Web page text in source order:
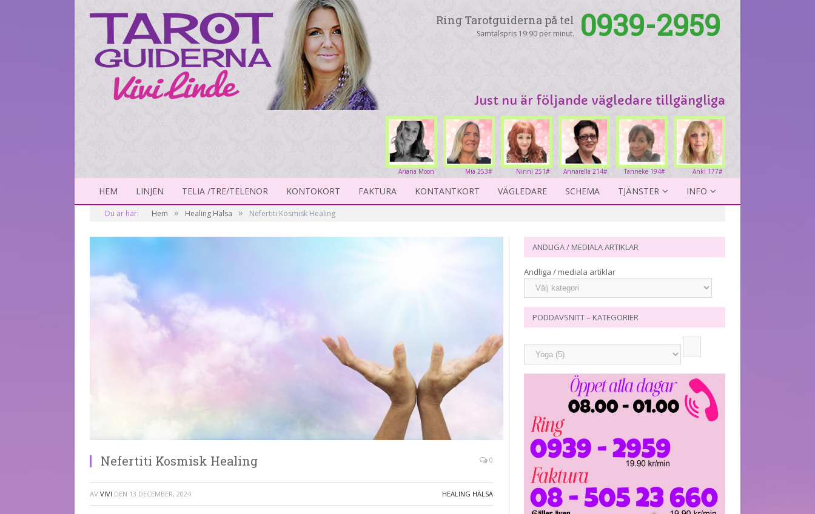
Ring Tarotguiderna på tel
Samtalspris 19:90 per minut. 0939-2959
Just nu är följande vägledare tillgängliga
Anki 177#
Tanneke 194#
Annarella 214#
Ninni 251#
Mia 253#
Ariana Moon
263#
HEM LINJEN TELIA /TRE/TELENOR KONTOKORT FAKTURA KONTANTKORT VÄGLEDARE SCHEMA TJÄNSTER INFO
Du är här: Hem » Healing Hälsa » Nefertiti Kosmisk Healing
Nefertiti Kosmisk Healing 0
AV VIVI DEN 13 DECEMBER, 2024 HEALING HÄLSA
ANDLIGA / MEDIALA ARTIKLAR
Andliga / mediala artiklar
PODDAVSNITT – KATEGORIER